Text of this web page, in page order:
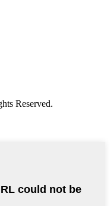
Reserved.